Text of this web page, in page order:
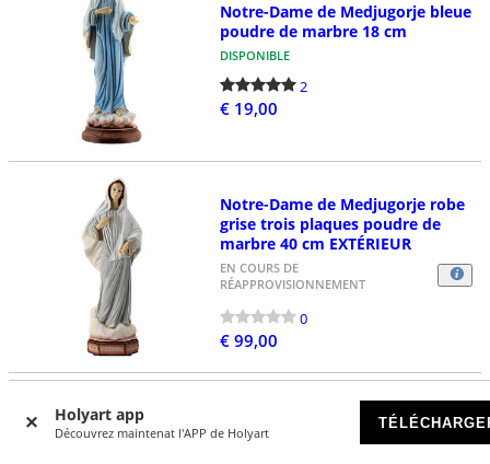
Holyart app
Découvrez maintenat l'APP de Holyart
Notre-Dame de Medjugorje bleue
poudre de marbre 18 cm
DISPONIBLE
2
€ 19,00
Notre-Dame de Medjugorje robe
grise trois plaques poudre de
marbre 40 cm EXTÉRIEUR
EN COURS DE
RÉAPPROVISIONNEMENT
0
€ 99,00
Notre-Dame de Medjugorje